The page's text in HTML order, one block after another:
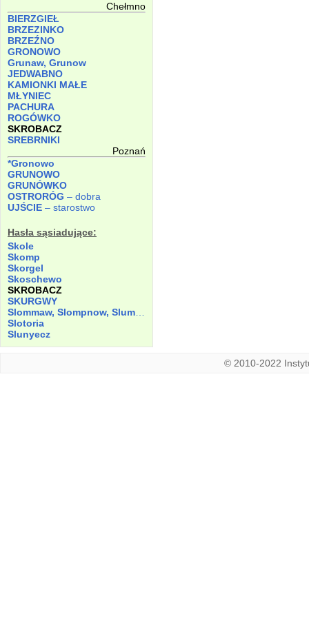
Chełmno
BIERZGIEŁ
BRZEZINKO
BRZEŹNO
GRONOWO
Grunaw, Grunow
JEDWABNO
KAMIONKI MAŁE
MŁYNIEC
PACHURA
ROGÓWKO
SKROBACZ
SREBRNIKI
Poznań
*Gronowo
GRUNOWO
GRUNÓWKO
OSTRORÓG – dobra
UJŚCIE – starostwo
Hasła sąsiadujące:
Skole
Skomp
Skorgel
Skoschewo
SKROBACZ
SKURGWY
Slommaw, Slompnow, Slummaw, Slumme
Slotoria
Slunyecz
© 2010-2022